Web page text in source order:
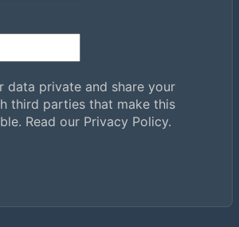
data private and share your
third parties that make this
Read our Privacy Policy.